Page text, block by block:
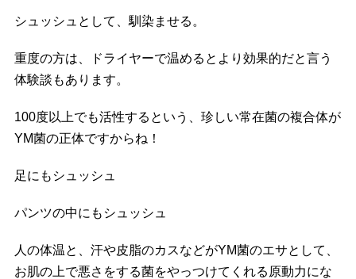
シュッシュとして、馴染ませる。
重度の方は、ドライヤーで温めるとより効果的だと言う
体験談もあります。
100度以上でも活性するという、珍しい常在菌の複合体が
YM菌の正体ですからね！
足にもシュッシュ
パンツの中にもシュッシュ
人の体温と、汗や皮脂のカスなどがYM菌のエサとして、
お肌の上で悪さをする菌をやっつけてくれる原動力にな